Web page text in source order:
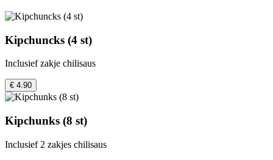
Kipchuncks (4 st)
Inclusief zakje chilisaus
€ 4.90
Kipchunks (8 st)
Inclusief 2 zakjes chilisaus